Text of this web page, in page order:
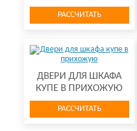
РАССЧИТАТЬ
ДВЕРИ ДЛЯ ШКАФА
КУПЕ В ПРИХОЖУЮ
РАССЧИТАТЬ